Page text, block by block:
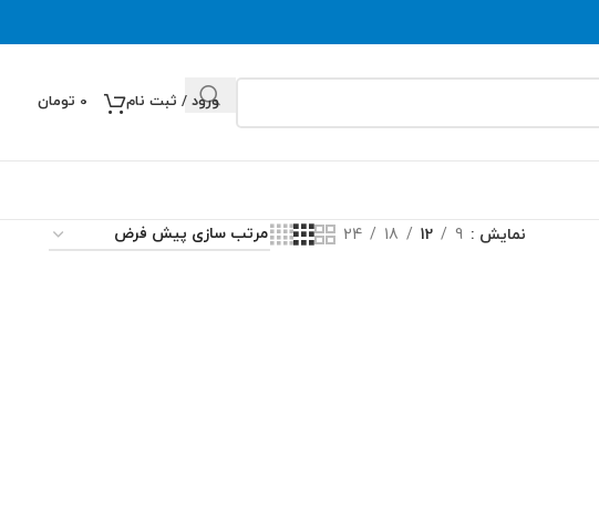
ورود / ثبت نام 0 تومان
نمایش 9
12
18
24